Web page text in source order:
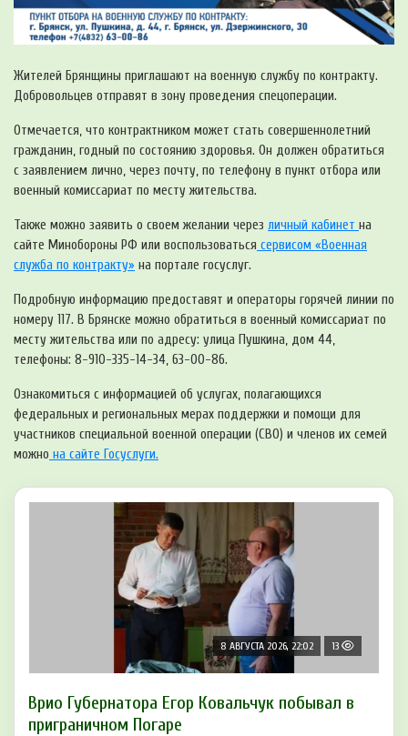
Жителей Брянщины приглашают на военную службу по контракту.
Добровольцев отправят в зону проведения спецоперации.
Отмечается, что контрактником может стать совершеннолетний
гражданин, годный по состоянию здоровья. Он должен обратиться
с заявлением лично, через почту, по телефону в пункт отбора или
военный комиссариат по месту жительства.
Также можно заявить о своем желании через личный кабинет на
сайте Минобороны РФ или воспользоваться сервисом «Военная
служба по контракту» на портале госуслуг.
Подробную информацию предоставят и операторы горячей линии по
номеру 117. В Брянске можно обратиться в военный комиссариат по
месту жительства или по адресу: улица Пушкина, дом 44,
телефоны: 8-910-335-14-34, 63-00-86.
Ознакомиться с информацией об услугах, полагающихся
федеральных и региональных мерах поддержки и помощи для
участников специальной военной операции (СВО) и членов их семей
можно на сайте Госуслуги.
8 АВГУСТА 2026, 22:02 13
Врио Губернатора Егор Ковальчук побывал в
приграничном Погаре